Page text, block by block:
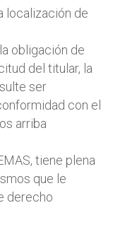
localización de
obligación de
del titular, la
ser
con el
arriba
tiene plena
que le
derecho